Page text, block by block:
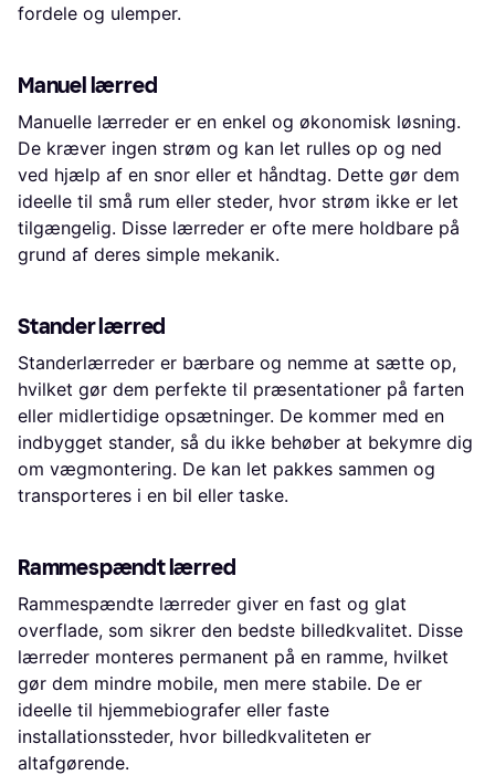
fordele og ulemper.
Manuel lærred
Manuelle lærreder er en enkel og økonomisk løsning.
De kræver ingen strøm og kan let rulles op og ned
ved hjælp af en snor eller et håndtag. Dette gør dem
ideelle til små rum eller steder, hvor strøm ikke er let
tilgængelig. Disse lærreder er ofte mere holdbare på
grund af deres simple mekanik.
Stander lærred
Standerlærreder er bærbare og nemme at sætte op,
hvilket gør dem perfekte til præsentationer på farten
eller midlertidige opsætninger. De kommer med en
indbygget stander, så du ikke behøber at bekymre dig
om vægmontering. De kan let pakkes sammen og
transporteres i en bil eller taske.
Rammespændt lærred
Rammespændte lærreder giver en fast og glat
overflade, som sikrer den bedste billedkvalitet. Disse
lærreder monteres permanent på en ramme, hvilket
gør dem mindre mobile, men mere stabile. De er
ideelle til hjemmebiografer eller faste
installationssteder, hvor billedkvaliteten er
altafgørende.